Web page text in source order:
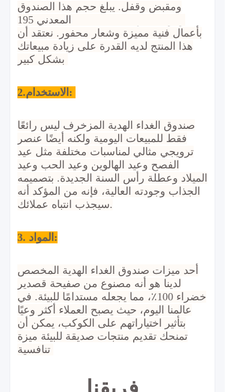
ومقبض وقفل. يبلغ حجم هذا الصندوق
المعدني 195x155x57mmH وهو مصمم
بأعمال فنية مميزة وشعار محفور. نعتقد أن
هذا المنتج لديه القدرة على زيادة مبيعاتك
2. الاستخدام:
صندوق الغداء الهدية المزخرف ليس رائعًا
فقط للمبيعات اليومية ولكنه أيضًا عنصر
ترويجي مثالي لمناسبات مختلفة مثل عيد
الفصح وعيد الهالوين وعيد الحب وعيد
الميلاد وعطلة رأس السنة الجديدة. بتصميمه
الجذاب وجودته العالية، فإنه من المؤكد أنه
سيجذب انتباه عملائك.
3. المواد:
أحد ميزات صندوق الغداء الهدية المخصص
لدينا هو أنه مصنوع من صفيحة قصدير
خضراء 100٪، مما يجعله مستدامًا للبيئة. في
عالمنا اليوم، حيث يصبح العملاء أكثر وعيًا
بتأثير اختياراتهم على الكوكب، يمكن أن
تمنحك تقديم منتجات صديقة للبيئة ميزة